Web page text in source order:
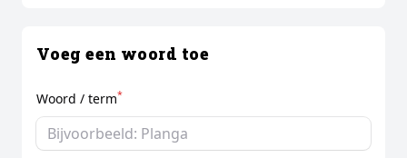
Voeg een woord toe
Woord / term*